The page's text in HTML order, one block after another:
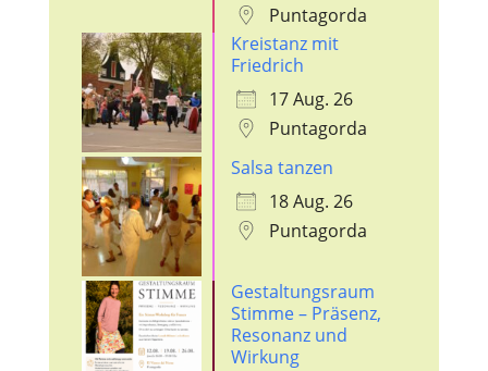
Puntagorda
Kreistanz mit
Friedrich
17 Aug. 26
Puntagorda
Salsa tanzen
18 Aug. 26
Puntagorda
Gestaltungsraum
Stimme – Präsenz,
Resonanz und
Wirkung